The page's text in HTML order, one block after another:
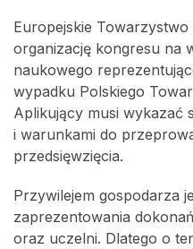
Europejskie
organizację kongresu na
naukowego
wypadku Polskiego
Aplikujący musi wykazać
i warunkami do
przedsięwzięcia.
Przywilejem gospodarza
zaprezentowania
oraz uczelni. Dlatego o